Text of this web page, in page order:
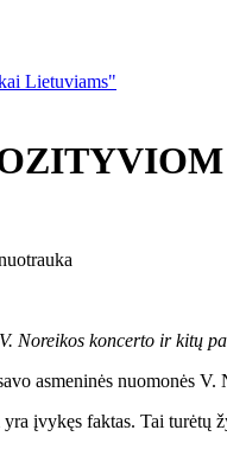
Lietuviams"
Noreikos koncerto ir kitų
asmeninės nuomonės
įvykęs faktas. Tai turėtų